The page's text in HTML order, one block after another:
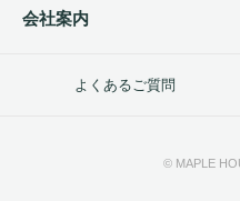
会社案内
よくあるご質問
© MAPLE